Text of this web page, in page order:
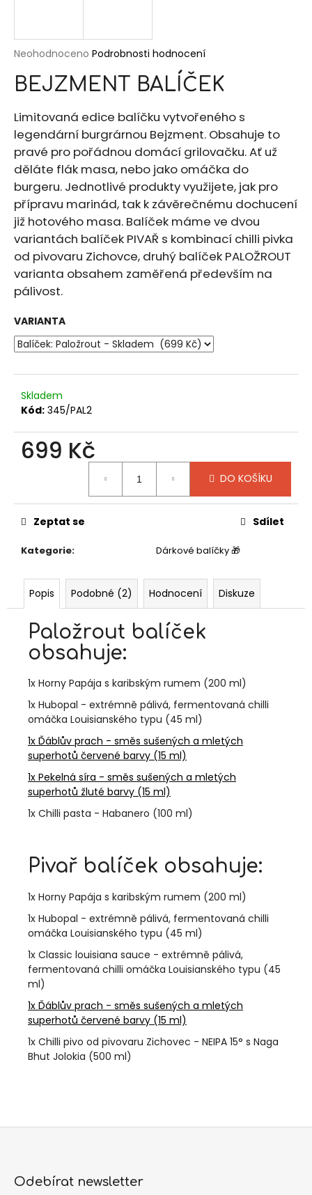
Průměrné
produktu
0,0
5
hvězdiček.
Neohodnoceno Podrobnosti hodnocení
BEJZMENT BALÍČEK
Limitovaná edice balíčku vytvořeného s
legendární burgrárnou Bejzment. Obsahuje to
pravé pro pořádnou domácí grilovačku. Ať už
děláte flák masa, nebo jako omáčka do
burgeru. Jednotlivé produkty využijete, jak pro
přípravu marinád, tak k závěrečnému dochucení
již hotového masa. Balíček máme ve dvou
variantách balíček PIVAŘ s kombinací chilli pivka
od pivovaru Zichovce, druhý balíček PALOŽROUT
varianta obsahem zaměřená především na
pálivost.
VARIANTA
Skladem
Kód: 345/PAL2
699 Kč
DO KOŠÍKU
Kategorie: Dárkové balíčky 🎁
Zeptat se Sdílet
Popis Podobné (2) Hodnocení Diskuze
Paložrout balíček
obsahuje:
1x Horny Papája s karibským rumem (200 ml)
1x Hubopal - extrémně pálivá, fermentovaná chilli
omáčka Louisianského typu (45 ml)
1x Ďáblův prach - směs sušených a mletých
superhotů červené barvy (15 ml)
1x Pekelná síra - směs sušených a mletých
superhotů žluté barvy (15 ml)
1x Chilli pasta - Habanero (100 ml)
Pivař balíček obsahuje:
1x Horny Papája s karibským rumem (200 ml)
1x Hubopal - extrémně pálivá, fermentovaná chilli
omáčka Louisianského typu (45 ml)
1x Classic louisiana sauce - extrémně pálivá,
fermentovaná chilli omáčka Louisianského typu (45
ml)
1x Ďáblův prach - směs sušených a mletých
superhotů červené barvy (15 ml)
1x Chilli pivo od pivovaru Zichovec - NEIPA 15° s Naga
Bhut Jolokia (500 ml)
j
í
t
?
HLEDAT
D
o
p
o
u
č
j
m
e
CHICA-
CHICA
BOOM
Odebírat newsletter